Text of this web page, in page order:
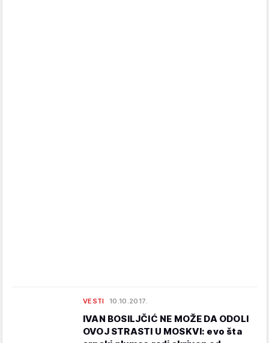
VESTI 10.10.2017.
IVAN BOSILJČIĆ NE MOŽE DA ODOLI
OVOJ STRASTI U MOSKVI: evo šta